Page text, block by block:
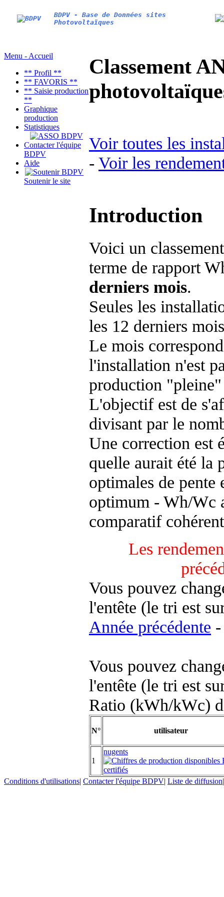
BDPV - Base de Données sites
Photovoltaïques
Menu - Accueil
** Profil **
** FAVORIS **
** Saisie production
**
Graphique
production
Statistiques
Contacter l'équipe
BDPV
Aide
Soutenir le site
Classement
Voir toutes les
- Voir les
Introduction
Voici un
terme de rapport
derniers mois.
Seules les
les 12 derniers
Le mois
l'installation n'est
production "pleine"
L'objectif est de
divisant par le
Une correction est
quelle aurait été la
optimales de
optimum - Wh/Wc
comparatif
Les
Vous pouvez
l'entête (le tri est
Année précédente
Vous pouvez
l'entête (le tri est
Ratio (kWh/kWc)
N° utilisateur
1
nugents
Conditions d'utilisations| Contacter l'équipe BDPV| Liste de diffusion